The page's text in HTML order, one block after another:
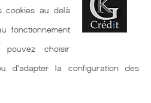
immobilier indicatif fonction des
cookies au delà
fonctionnement
choisir
d'adapter la configuration des